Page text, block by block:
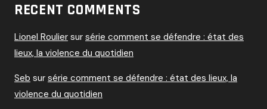
RECENT COMMENTS
Lionel Roulier sur série comment se défendre : état des
lieux, la violence du quotidien
Seb sur série comment se défendre : état des lieux, la
violence du quotidien